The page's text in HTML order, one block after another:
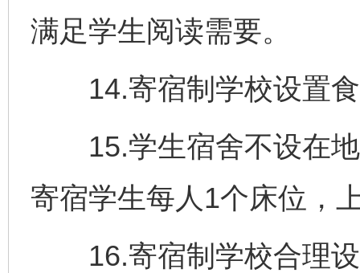
满足学生阅读需要。
14.寄宿制学校设置
15.学生宿舍不设在地
寄宿学生每人1个床位，
16.寄宿制学校合理设